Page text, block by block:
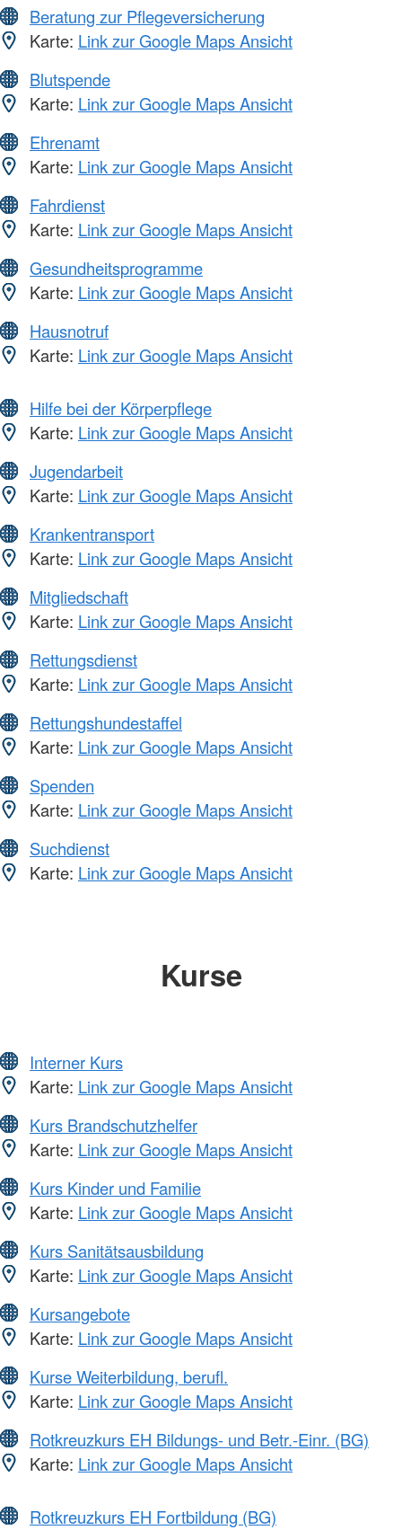
Beratung zur Pflegeversicherung
Karte: Link zur Google Maps Ansicht
Blutspende
Karte: Link zur Google Maps Ansicht
Ehrenamt
Karte: Link zur Google Maps Ansicht
Fahrdienst
Karte: Link zur Google Maps Ansicht
Gesundheitsprogramme
Karte: Link zur Google Maps Ansicht
Hausnotruf
Karte: Link zur Google Maps Ansicht
Hilfe bei der Körperpflege
Karte: Link zur Google Maps Ansicht
Jugendarbeit
Karte: Link zur Google Maps Ansicht
Krankentransport
Karte: Link zur Google Maps Ansicht
Mitgliedschaft
Karte: Link zur Google Maps Ansicht
Rettungsdienst
Karte: Link zur Google Maps Ansicht
Rettungshundestaffel
Karte: Link zur Google Maps Ansicht
Spenden
Karte: Link zur Google Maps Ansicht
Suchdienst
Karte: Link zur Google Maps Ansicht
Kurse
Interner Kurs
Karte: Link zur Google Maps Ansicht
Kurs Brandschutzhelfer
Karte: Link zur Google Maps Ansicht
Kurs Kinder und Familie
Karte: Link zur Google Maps Ansicht
Kurs Sanitätsausbildung
Karte: Link zur Google Maps Ansicht
Kursangebote
Karte: Link zur Google Maps Ansicht
Kurse Weiterbildung, berufl.
Karte: Link zur Google Maps Ansicht
Rotkreuzkurs EH Bildungs- und Betr.-Einr. (BG)
Karte: Link zur Google Maps Ansicht
Rotkreuzkurs EH Fortbildung (BG)